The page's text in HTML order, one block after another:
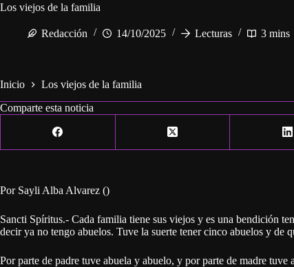
Los viejos de la familia
Redacción 14/10/2025 Lecturas 3 mins
Inicio
Los viejos de la familia
Comparte esta noticia
Por Sayli Alba Alvarez ()
Sancti Spíritus.- Cada familia tiene sus viejos y es una bendición
decir ya no tengo abuelos. Tuve la suerte tener cinco abuelos y de
Por parte de padre tuve abuela y abuelo, y por parte de madre tuve